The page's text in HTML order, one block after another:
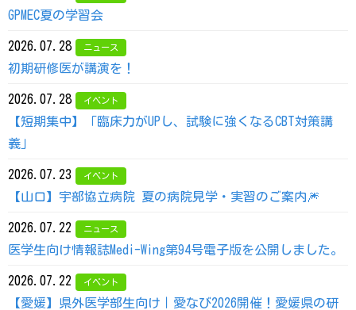
GPMEC夏の学習会
2026.07.28 ニュース
初期研修医が講演を！
2026.07.28 イベント
【短期集中】「臨床力がUPし、試験に強くなるCBT対策講
義」
2026.07.23 イベント
【山口】宇部協立病院 夏の病院見学・実習のご案内🎆
2026.07.22 ニュース
医学生向け情報誌Medi-Wing第94号電子版を公開しました。
2026.07.22 イベント
【愛媛】県外医学部生向け｜愛なび2026開催！愛媛県の研